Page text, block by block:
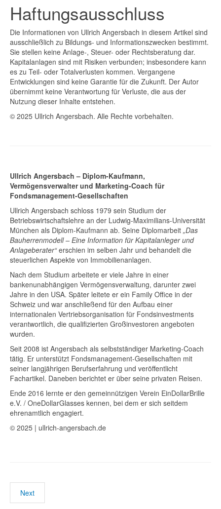
Haftungsausschluss
Die Informationen von Ullrich Angersbach in diesem Artikel sind
ausschließlich zu Bildungs- und Informationszwecken bestimmt.
Sie stellen keine Anlage-, Steuer- oder Rechtsberatung dar.
Kapitalanlagen sind mit Risiken verbunden; insbesondere kann
es zu Teil- oder Totalverlusten kommen. Vergangene
Entwicklungen sind keine Garantie für die Zukunft. Der Autor
übernimmt keine Verantwortung für Verluste, die aus der
Nutzung dieser Inhalte entstehen.
© 2025 Ullrich Angersbach. Alle Rechte vorbehalten.
Ullrich Angersbach – Diplom-Kaufmann,
Vermögensverwalter und Marketing-Coach für
Fondsmanagement-Gesellschaften
Ullrich Angersbach schloss 1979 sein Studium der
Betriebswirtschaftslehre an der Ludwig-Maximilians-Universität
München als Diplom-Kaufmann ab. Seine Diplomarbeit „Das
Bauherrenmodell – Eine Information für Kapitalanleger und
Anlageberater“erschien im selben Jahr und behandelt die
steuerlichen Aspekte von Immobilienanlagen.
Nach dem Studium arbeitete er viele Jahre in einer
bankenunabhängigen Vermögensverwaltung, darunter zwei
Jahre in den USA. Später leitete er ein Family Office in der
Schweiz und war anschließend für den Aufbau einer
internationalen Vertriebsorganisation für Fondsinvestments
verantwortlich, die qualifizierten Großinvestoren angeboten
wurden.
Seit 2008 ist Angersbach als selbstständiger Marketing-Coach
tätig. Er unterstützt Fondsmanagement-Gesellschaften mit
seiner langjährigen Berufserfahrung und veröffentlicht
Fachartikel. Daneben berichtet er über seine privaten Reisen.
Ende 2016 lernte er den gemeinnützigen Verein EinDollarBrille
e.V. / OneDollarGlasses kennen, bei dem er sich seitdem
ehrenamtlich engagiert.
© 2025 | ullrich-angersbach.de
Next